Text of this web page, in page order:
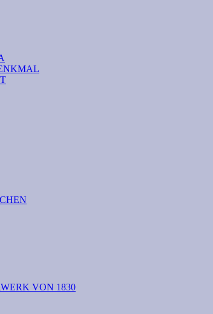
VON 1830